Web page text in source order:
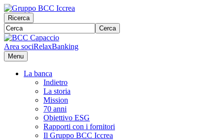
Ricerca
Cerca
Area sociRelaxBanking
Menu
La banca
Indietro
La storia
Mission
70 anni
Obiettivo ESG
Rapporti con i fornitori
Il Gruppo BCC Iccrea